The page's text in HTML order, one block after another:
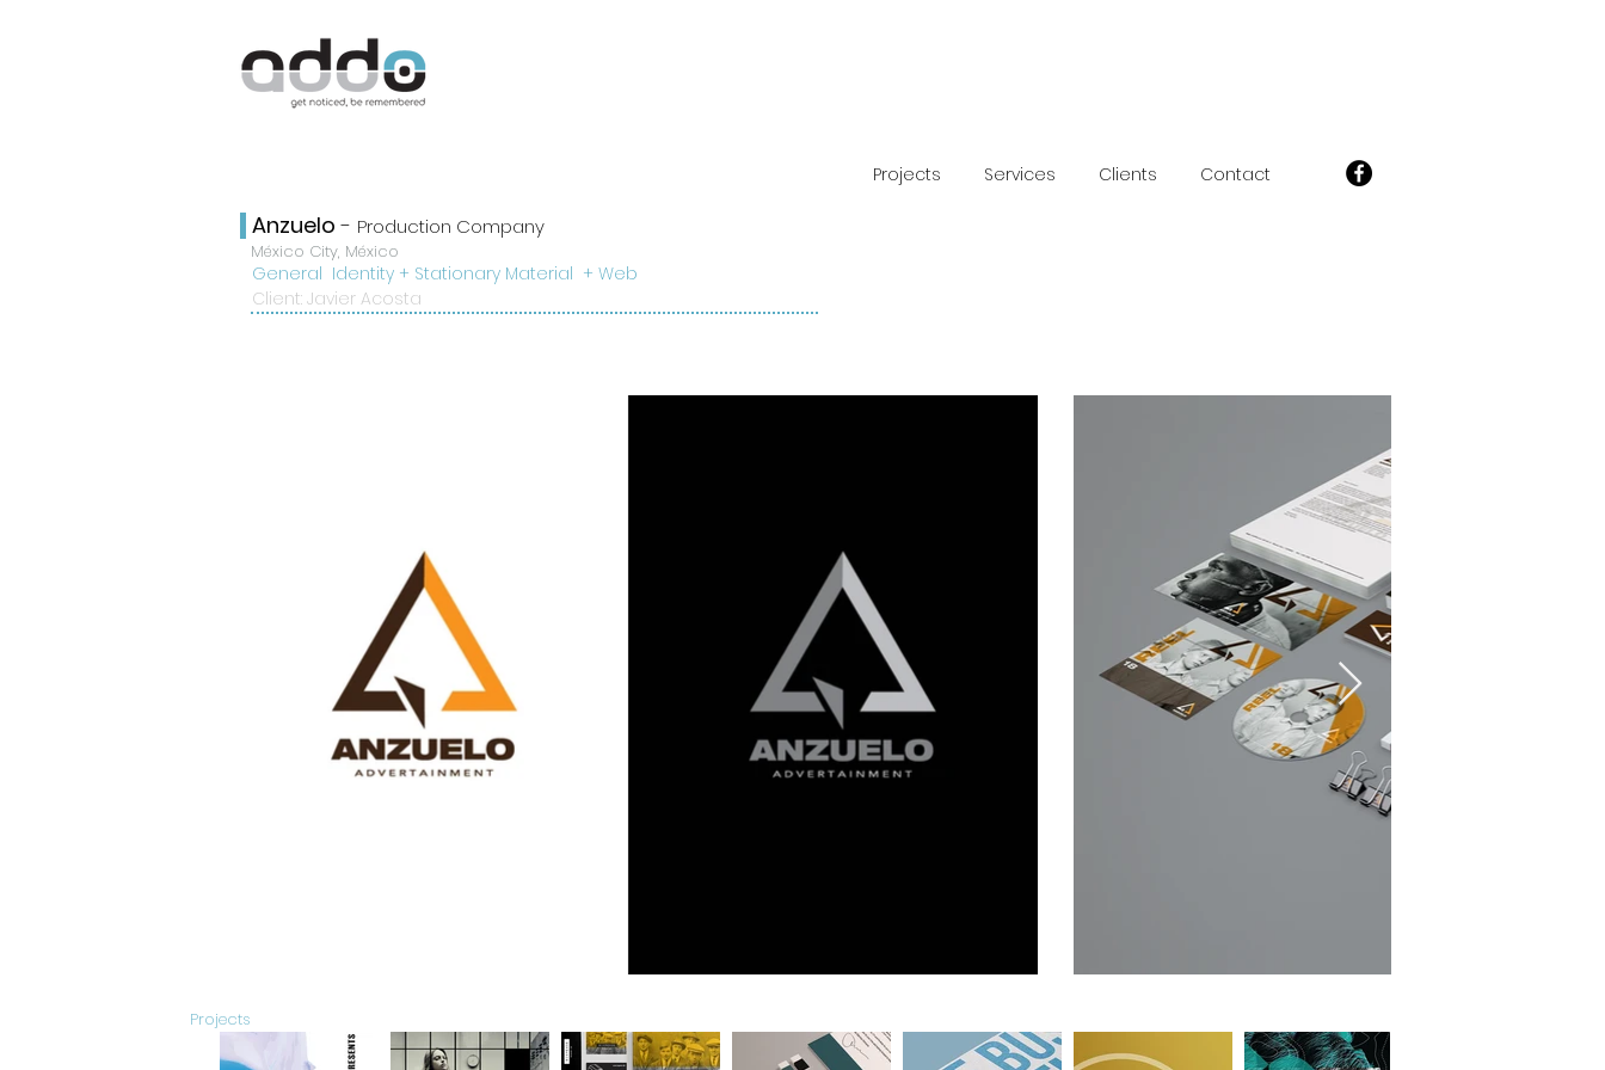
Projects Services Clients Contact
Anzuelo - Production Company
General Identity + Stationary Material + Web
México City, México
Client: Javier Acosta
Projects